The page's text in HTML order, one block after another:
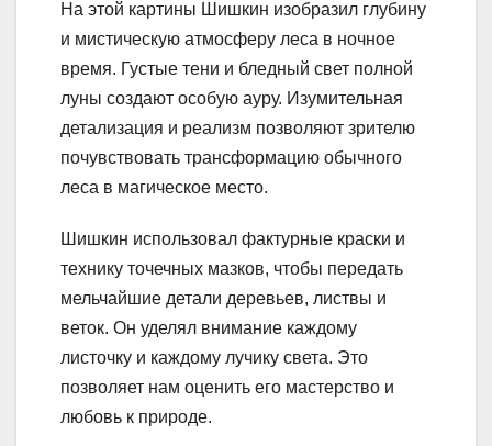
На этой картины Шишкин изобразил глубину
и мистическую атмосферу леса в ночное
время. Густые тени и бледный свет полной
луны создают особую ауру. Изумительная
детализация и реализм позволяют зрителю
почувствовать трансформацию обычного
леса в магическое место.
Шишкин использовал фактурные краски и
технику точечных мазков, чтобы передать
мельчайшие детали деревьев, листвы и
веток. Он уделял внимание каждому
листочку и каждому лучику света. Это
позволяет нам оценить его мастерство и
любовь к природе.